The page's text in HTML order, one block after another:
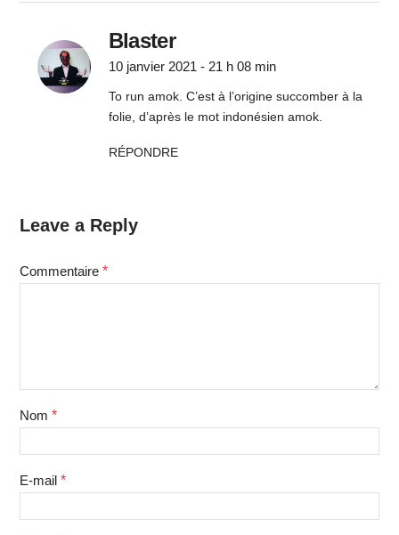
Blaster
10 janvier 2021 - 21 h 08 min
To run amok. C’est à l’origine succomber à la
folie, d’après le mot indonésien amok.
RÉPONDRE
Leave a Reply
Commentaire *
Nom *
E-mail *